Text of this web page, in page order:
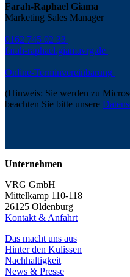
Farah-Raphael Giama
Marketing Sales Manager
0162 745 02 33
farah-raphael.giamavrg.de
Online-Terminvereinbarung
(Hinweis: Sie werden zu
beachten Sie bitte unsere
Unternehmen
VRG GmbH
Mittelkamp 110-118
26125 Oldenburg
Kontakt & Anfahrt
Das macht uns aus
Hinter den Kulissen
Nachhaltigkeit
News & Presse